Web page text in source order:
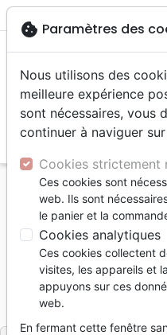
menu
Accueil Livres Etude
REVENEZ A MOI
REVENEZ A MOI
L. Bell
RéférenceBPC9763
Editeur Bibles et
cookie Paramètres des
Nous utilisons des
meilleure expérience
sont nécessaires, vous
continuer à naviguer
Cookies strictement
Ces cookies sont
web. Ils sont
le panier et la
Cookies analytiques
Ces cookies collectent
visites, les appareils et
appuyons sur ces
web.
En fermant cette fenêtre